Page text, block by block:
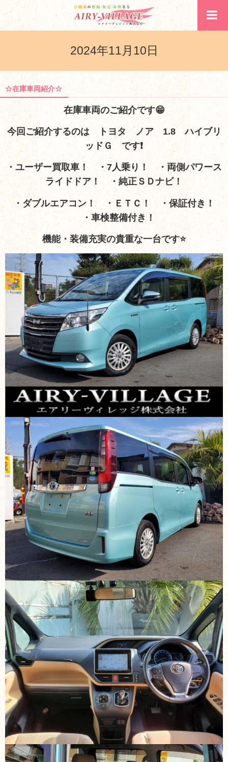
2024年11月10日
☆在庫車両紹介☆
在庫車両のご紹介です😁
今回ご紹介するのは トヨタ ノア 1.8 ハイブリ
ッドＧ
です❗
・ユーザー買取車！ ・7人乗り！ ・両側パワース
ライドドア！ ・純正ＳＤナビ！
・ダブルエアコン！ ・ＥＴＣ！ ・保証付き！
・車検整備付き！
機能・装備充実の貴重な一台です⭐